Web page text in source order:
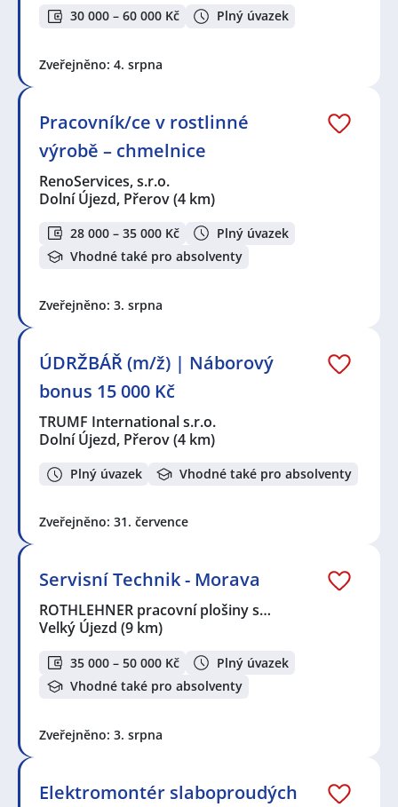
30 000 – 60 000 Kč Plný úvazek
Zveřejněno: 4. srpna
Pracovník/ce v rostlinné
výrobě – chmelnice
RenoServices, s.r.o.
Dolní Újezd, Přerov(4 km)
28 000 – 35 000 Kč
Plný úvazek
Vhodné také pro absolventy
Zveřejněno: 3. srpna
ÚDRŽBÁŘ (m/ž) | Náborový
bonus 15 000 Kč
TRUMF International s.r.o.
Dolní Újezd, Přerov(4 km)
Plný úvazek Vhodné také pro absolventy
Zveřejněno: 31. července
Servisní Technik - Morava
ROTHLEHNER pracovní plošiny s…
Velký Újezd (9 km)
35 000 – 50 000 Kč
Plný úvazek
Vhodné také pro absolventy
Zveřejněno: 3. srpna
Elektromontér slaboproudých